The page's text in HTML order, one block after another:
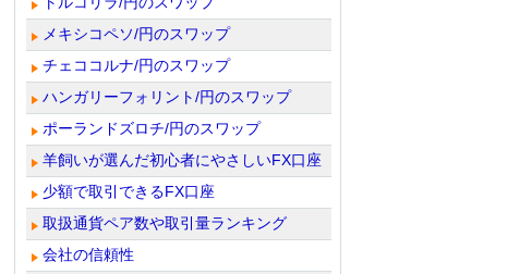
メキシコペソ/円のスワップ
チェココルナ/円のスワップ
ハンガリーフォリント/円のスワップ
ポーランドズロチ/円のスワップ
羊飼いが選んだ初心者にやさしいFX口座
少額で取引できるFX口座
取扱通貨ペア数や取引量ランキング
会社の信頼性